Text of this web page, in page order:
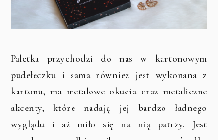
Paletka przychodzi do nas w kartonowym
pudełeczku i sama również jest wykonana z
kartonu, ma metalowe okucia oraz metaliczne
akcenty, które nadają jej bardzo ładnego
wyglądu i aż miło się na nią patrzy. Jest